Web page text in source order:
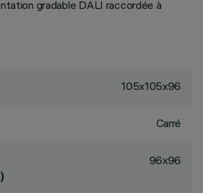
gradable DALI raccordée à
105x105x96
Carré
96x96